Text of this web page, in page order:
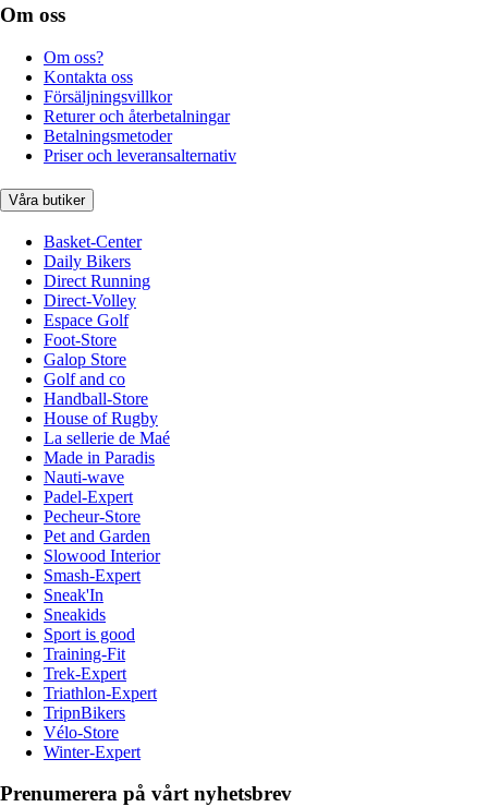
Om oss
Om oss?
Kontakta oss
Försäljningsvillkor
Returer och återbetalningar
Betalningsmetoder
Priser och leveransalternativ
Våra butiker
Basket-Center
Daily Bikers
Direct Running
Direct-Volley
Espace Golf
Foot-Store
Galop Store
Golf and co
Handball-Store
House of Rugby
La sellerie de Maé
Made in Paradis
Nauti-wave
Padel-Expert
Pecheur-Store
Pet and Garden
Slowood Interior
Smash-Expert
Sneak'In
Sneakids
Sport is good
Training-Fit
Trek-Expert
Triathlon-Expert
TripnBikers
Vélo-Store
Winter-Expert
Prenumerera på vårt nyhetsbrev